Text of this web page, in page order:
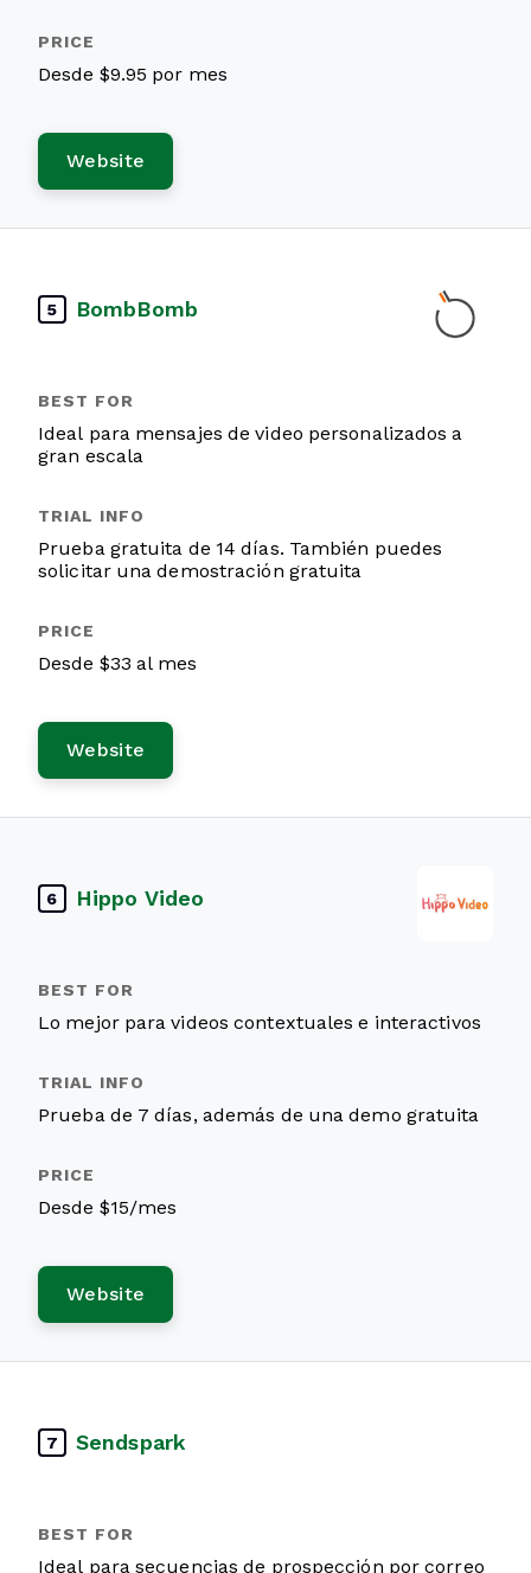
Desde $9.95 por mes
Website
5 BombBomb
Ideal para mensajes de video personalizados a
gran escala
Prueba gratuita de 14 días. También puedes
solicitar una demostración gratuita
Desde $33 al mes
Website
6 Hippo Video
Lo mejor para videos contextuales e interactivos
Prueba de 7 días, además de una demo gratuita
Desde $15/mes
Website
7 Sendspark
Ideal para secuencias de prospección por correo